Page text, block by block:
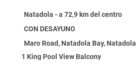
Natadola - a 72,9 km del centro
CON DESAYUNO
Maro Road, Natadola Bay, Natadola
1 King Pool View Balcony